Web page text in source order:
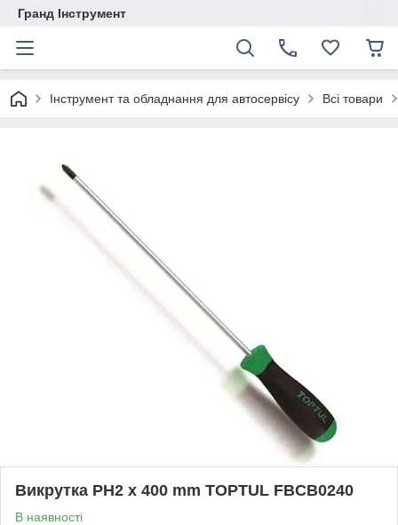
Гранд Інструмент
Інструмент та обладнання для автосервісу Всі товари
Викрутка PH2 x 400 mm TOPTUL FBCB0240
В наявності